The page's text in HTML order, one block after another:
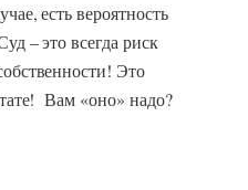
есть вероятность
– это всегда риск
Это
Вам «оно» надо?